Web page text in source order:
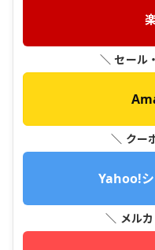
＼ セール
＼ クー
Yahoo!
＼ メル